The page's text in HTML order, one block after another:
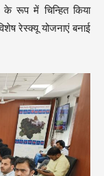
के रूप में चिन्हित किया
रेस्क्यू योजनाएं बनाई